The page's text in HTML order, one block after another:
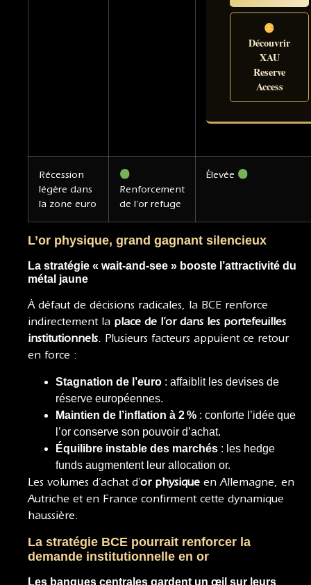
Découvrir
XAU
Reserve
Access
Récession
légère dans
la zone euro
Renforcement
de l’or refuge
Élevée
L’or physique, grand gagnant silencieux
La stratégie « wait-and-see » booste l’attractivité du
métal jaune
À défaut de décisions radicales, la BCE renforce
indirectement la place de l’or dans les portefeuilles
institutionnels. Plusieurs facteurs appuient ce retour
en force :
Stagnation de l’euro : affaiblit les devises de
réserve européennes.
Maintien de l’inflation à 2 % : conforte l’idée que
l’or conserve son pouvoir d’achat.
Équilibre instable des marchés : les hedge
funds augmentent leur allocation or.
Les volumes d’achat d’or physique en Allemagne, en
Autriche et en France confirment cette dynamique
haussière.
La stratégie BCE pourrait renforcer la
demande institutionnelle en or
Les banques centrales gardent un œil sur leurs